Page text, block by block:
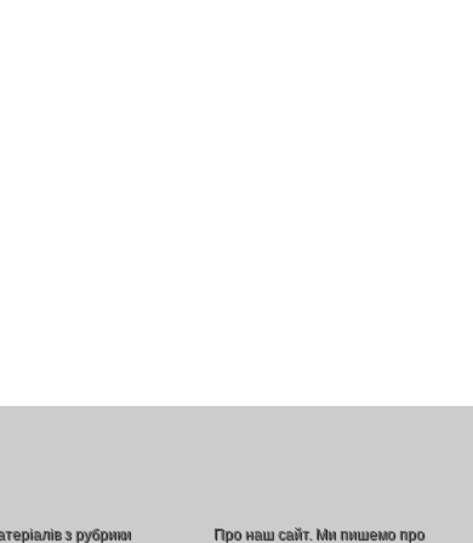
з рубрики Про наш сайт. Ми пишемо про